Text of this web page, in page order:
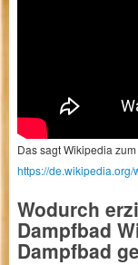
Das sagt Wikipedia
https://
Wodurch
Dampfbad
Dampfbad